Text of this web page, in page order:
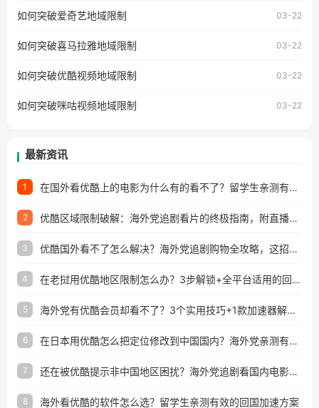
地区及版权限制问题，且仅能在中国大陆地区播放。 遇到这
户收听网易云音乐地区版权限制」的问题，无论人在香港、
工作、留学、定居等，都可以使用，不再因地区和版权限制
所困扰。
如何突破爱奇艺地域限制 03-22
如何突破喜马拉雅地域限制 03-22
如何突破优酷视频地域限制 03-22
如何突破咪咕视频地域限制 03-22
最新资讯
1 在国外看优酷上的电影为什么有的看不了？留学生亲测有效的回国加速方案
2 优酷区域限制破解：海外党追剧看片的终极指南，附直播欧冠+1905电影网解决方案
3 优酷国外看不了怎么解决？海外党追剧购物全攻略，这招亲测有效！
4 在老挝用优酷地区限制怎么办？3步解锁+全平台适用的回国加速器指南
5 海外党有优酷会员却看不了？3个实用技巧+1款加速器解决追剧&金融APP难题
6 在日本用优酷怎么把定位修改到中国国内？海外党亲测有效的回国加速指南
7 还在被优酷提示非中国地区困扰？海外党追剧看国内电影的正确打开方式
8 海外看优酷的软件怎么选？留学生亲测有效的回国加速方案